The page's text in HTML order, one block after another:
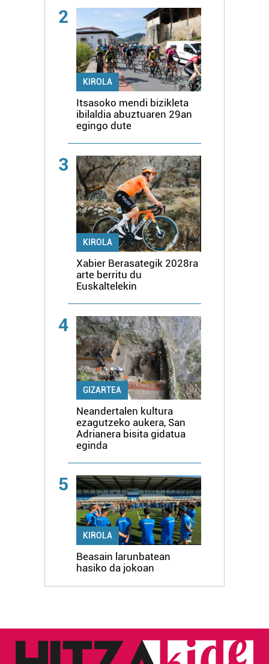
2
KIROLA
Itsasoko mendi bizikleta
ibilaldia abuztuaren 29an
egingo dute
3
KIROLA
Xabier Berasategik 2028ra
arte berritu du
Euskaltelekin
4
GIZARTEA
Neandertalen kultura
ezagutzeko aukera, San
Adrianera bisita gidatua
eginda
5
KIROLA
Beasain larunbatean
hasiko da jokoan